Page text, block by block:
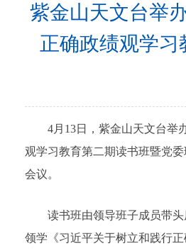
紫金山天文台举
正确政绩观学习
4月13日，紫金山天文台举
观学习教育第二期读书班暨党
会议。
读书班由领导班子成员带
领学《习近平关于树立和践行正